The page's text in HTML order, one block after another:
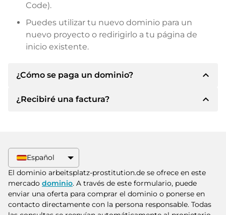
Code).
Puedes utilizar tu nuevo dominio para un
nuevo proyecto o redirigirlo a tu página de
inicio existente.
¿Cómo se paga un dominio? expand_less
Tras llegar a un acuerdo, el propietario le
Paypal u otros métodos de pago.
Indique siempre el nombre de dominio y el
número de factura al realizar la transferencia.
¿Recibiré una factura? expand_less
superiores, también recibirá un contrato de
compra adicional si lo solicita.
Español
El dominio arbeitsplatz-prostitution.de se ofrece en este
mercado dominio. A través de este formulario, puede
enviar una oferta para comprar el dominio o ponerse en
contacto directamente con la persona responsable. Todas